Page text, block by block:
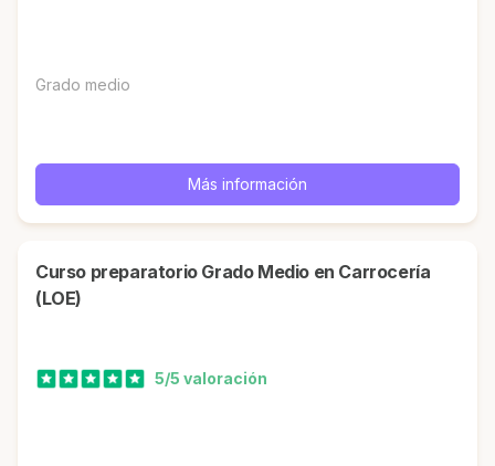
Grado medio
Más información
Curso preparatorio Grado Medio en Carrocería
(LOE)
5/5 valoración